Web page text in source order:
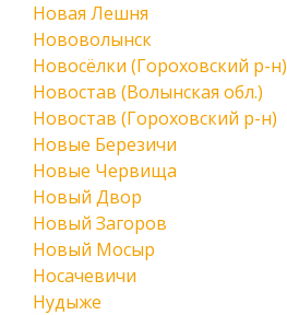
Новая Лешня
Нововолынск
Новосёлки (Гороховский р-н)
Новостав (Волынская обл.)
Новостав (Гороховский р-н)
Новые Березичи
Новые Червища
Новый Двор
Новый Загоров
Новый Мосыр
Носачевичи
Нудыже